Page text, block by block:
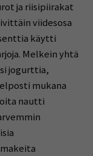
ja riisipiirakat
viidesosa
käytti
Melkein yhtä
jogurttia,
mukana
nautti